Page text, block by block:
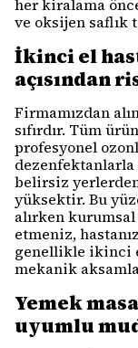
her kiralama
ve oksijen saflık
İkinci el
açısından
Firmamızdan
sıfırdır. Tüm
profesyonel
belirsiz
yüksektir. Bu
alırken
etmeniz,
genellikle ikinci
mekanik
Yemek
uyumlu